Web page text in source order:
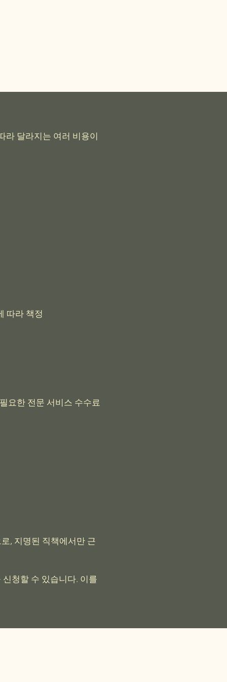
라 달라지는 여러 비용이
따라 책정
요한 전문 서비스 수수료
, 지명된 직책에서만 근
청할 수 있습니다. 이를